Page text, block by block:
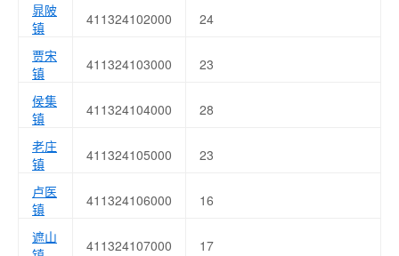
晁陂
镇
411324102000 24
贾宋
镇
411324103000 23
侯集
镇
411324104000 28
老庄
镇
411324105000 23
卢医
镇
411324106000 16
遮山
411324107000 17